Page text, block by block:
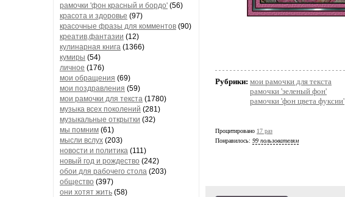
рамочки 'фон красный и бордо' (56)
красота и здоровье (97)
красочные фразы для комментов (90)
креатив,фантазии (12)
кулинарная книга (1366)
кумиры (54)
личное (176)
мои обращения (69)
мои поздравления (59)
мои рамочки для текста (1780)
музыка всех поколений (281)
музыкальные открытки (32)
мы помним (61)
мысли вслух (203)
новости и политика (111)
новый год и рождество (242)
обои для рабочего стола (203)
общество (397)
они хотят жить (58)
Рубрики: мои рамочки для текста
рамочки 'зеленый фон'
рамочки 'фон цвета фуксии'
Процитировано 17 раз
Понравилось: 99 пользователям